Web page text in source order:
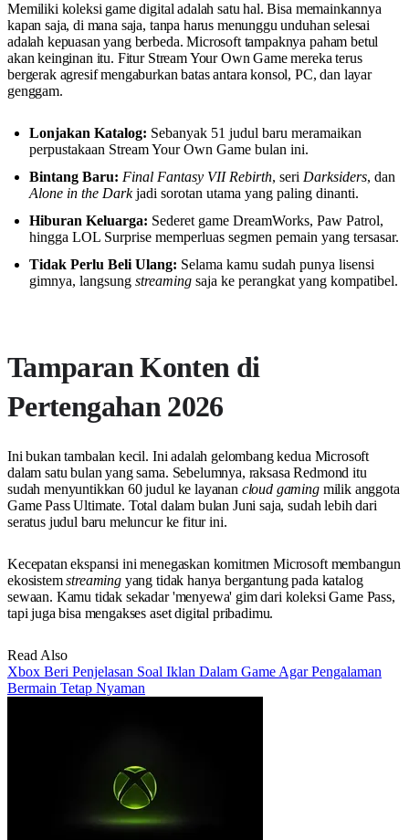
Memiliki koleksi game digital adalah satu hal. Bisa memainkannya
kapan saja, di mana saja, tanpa harus menunggu unduhan selesai
adalah kepuasan yang berbeda. Microsoft tampaknya paham betul
akan keinginan itu. Fitur Stream Your Own Game mereka terus
bergerak agresif mengaburkan batas antara konsol, PC, dan layar
genggam.
Lonjakan Katalog: Sebanyak 51 judul baru meramaikan
perpustakaan Stream Your Own Game bulan ini.
Bintang Baru: Final Fantasy VII Rebirth, seri Darksiders, dan
Alone in the Darkjadi sorotan utama yang paling dinanti.
Hiburan Keluarga: Sederet game DreamWorks, Paw Patrol,
hingga LOL Surprise memperluas segmen pemain yang tersasar.
Tidak Perlu Beli Ulang: Selama kamu sudah punya lisensi
gimnya, langsung streaming saja ke perangkat yang kompatibel.
Tamparan Konten di
Pertengahan 2026
Ini bukan tambalan kecil. Ini adalah gelombang kedua Microsoft
dalam satu bulan yang sama. Sebelumnya, raksasa Redmond itu
sudah menyuntikkan 60 judul ke layanan cloud gamingmilik anggota
Game Pass Ultimate. Total dalam bulan Juni saja, sudah lebih dari
seratus judul baru meluncur ke fitur ini.
Kecepatan ekspansi ini menegaskan komitmen Microsoft membangun
ekosistemstreamingyang tidak hanya bergantung pada katalog
sewaan. Kamu tidak sekadar 'menyewa' gim dari koleksi Game Pass,
tapi juga bisa mengakses aset digital pribadimu.
Read Also
Xbox Beri Penjelasan Soal Iklan Dalam Game Agar Pengalaman
Bermain Tetap Nyaman